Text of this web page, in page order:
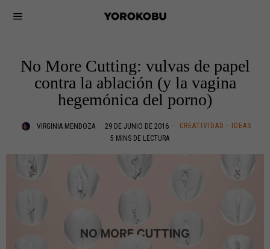
No More Cutting: vulvas de papel
contra la ablación (y la vagina
hegemónica del porno)
VIRGINIA MENDOZA 29 DE JUNIO DE 2016 CREATIVIDAD ·
IDEAS
5 MINS DE LECTURA